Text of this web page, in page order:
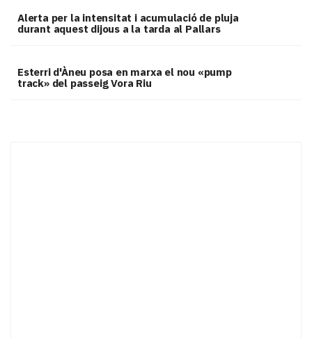
Alerta per la intensitat i acumulació de pluja
durant aquest dijous a la tarda al Pallars
Esterri d'Àneu posa en marxa el nou «pump
track» del passeig Vora Riu